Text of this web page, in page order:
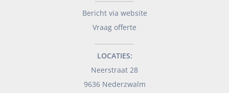
Bericht via website
Vraag offerte
LOCATIES:
Neerstraat 28
9636 Nederzwalm